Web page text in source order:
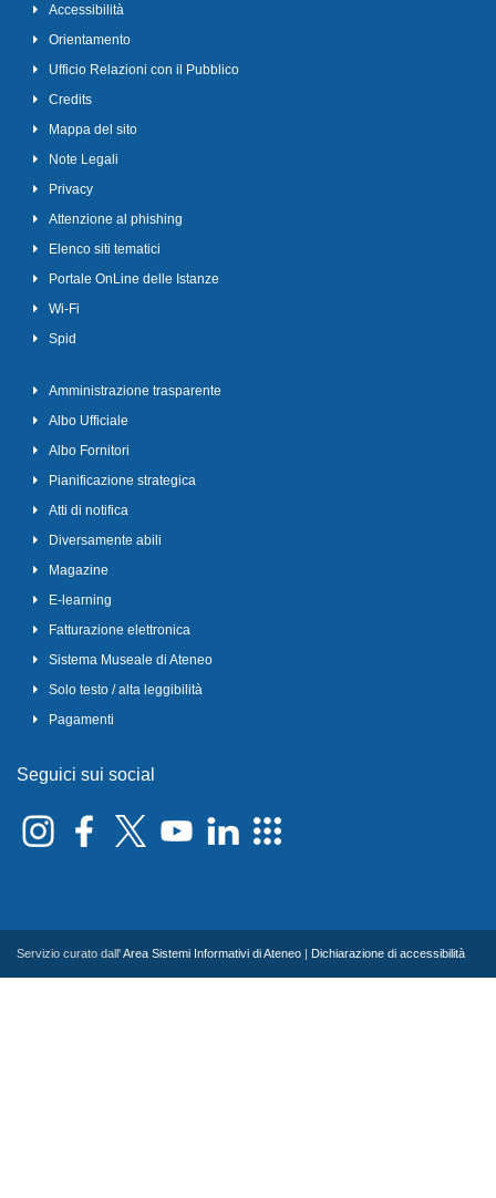
Accessibilità
Orientamento
Ufficio Relazioni con il Pubblico
Credits
Mappa del sito
Note Legali
Privacy
Attenzione al phishing
Elenco siti tematici
Portale OnLine delle Istanze
Wi-Fi
Spid
Amministrazione trasparente
Albo Ufficiale
Albo Fornitori
Pianificazione strategica
Atti di notifica
Diversamente abili
Magazine
E-learning
Fatturazione elettronica
Sistema Museale di Ateneo
Solo testo / alta leggibilità
Pagamenti
Seguici sui social
Servizio curato dall'Area Sistemi Informativi di Ateneo Dichiarazione di accessibilità